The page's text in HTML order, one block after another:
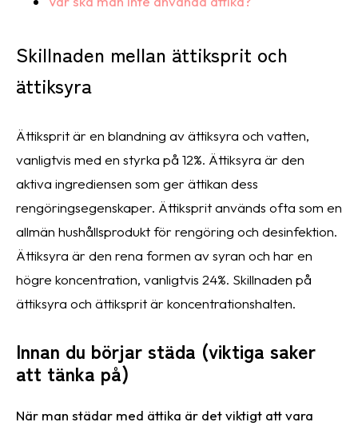
Skillnaden mellan ättiksprit och
ättiksyra
Ättiksprit är en blandning av ättiksyra och vatten,
vanligtvis med en styrka på 12%. Ättiksyra är den
aktiva ingrediensen som ger ättikan dess
rengöringsegenskaper. Ättiksprit används ofta som en
allmän hushållsprodukt för rengöring och desinfektion.
Ättiksyra är den rena formen av syran och har en
högre koncentration, vanligtvis 24%. Skillnaden på
ättiksyra och ättiksprit är koncentrationshalten.
Innan du börjar städa (viktiga saker
att tänka på)
När man städar med ättika är det viktigt att vara